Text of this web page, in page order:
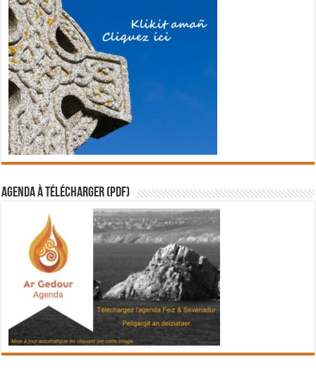
Agenda à télécharger (PDF)